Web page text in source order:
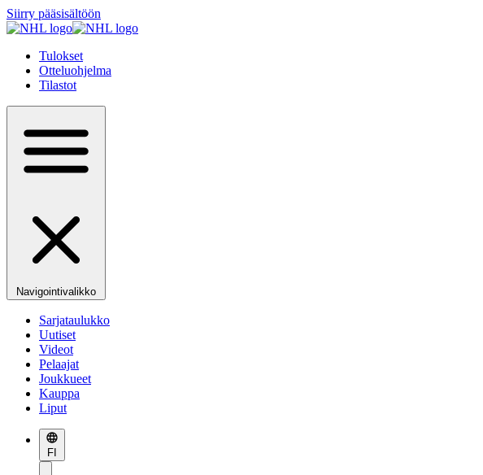
Siirry pääsisältöön
Tulokset
Otteluohjelma
Tilastot
Navigointivalikko
Sarjataulukko
Uutiset
Videot
Pelaajat
Joukkueet
Kauppa
Liput
FI